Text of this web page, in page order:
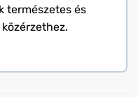
természetes és